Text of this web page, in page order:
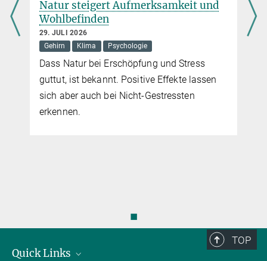
Natur steigert Aufmerksamkeit und
Wohlbefinden
29. JULI 2026
Gehirn
Klima Psychologie
Dass Natur bei Erschöpfung und Stress
guttut, ist bekannt. Positive Effekte lassen
sich aber auch bei Nicht-Gestressten
erkennen.
◼
TOP
Quick Links